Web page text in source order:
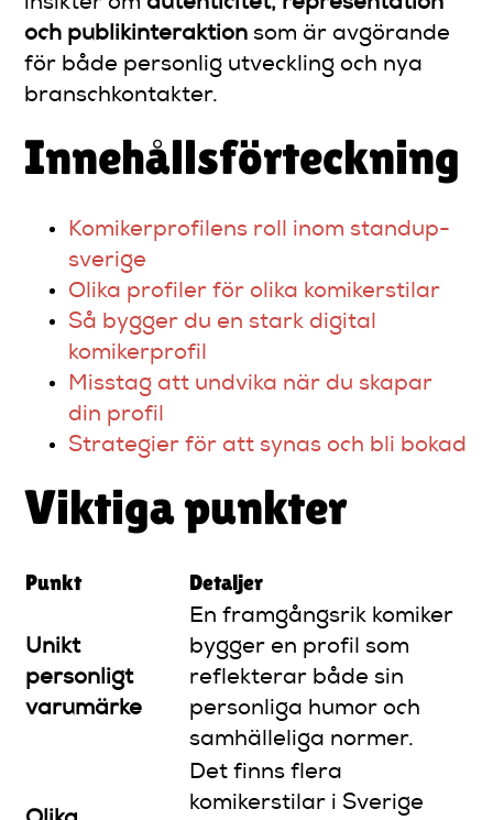
och publikinteraktion som är avgörande
för både personlig utveckling och nya
branschkontakter.
Innehållsförteckning
Komikerprofilens roll inom standup-
sverige
Olika profiler för olika komikerstilar
Så bygger du en stark digital
komikerprofil
Misstag att undvika när du skapar
din profil
Strategier för att synas och bli bokad
Viktiga punkter
Punkt Detaljer
Unikt
personligt
varumärke
En framgångsrik komiker
bygger en profil som
reflekterar både sin
personliga humor och
samhälleliga normer.
Det finns flera
komikerstilar i Sverige